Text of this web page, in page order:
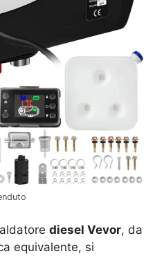
diesel Vevor, da
equivalente, si